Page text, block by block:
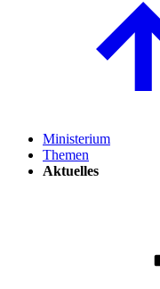
Ministerium
Themen
Aktuelles